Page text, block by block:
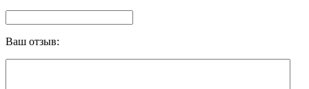
Ваш отзыв: